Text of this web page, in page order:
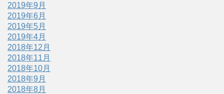
2019年9月
2019年6月
2019年5月
2019年4月
2018年12月
2018年11月
2018年10月
2018年9月
2018年8月